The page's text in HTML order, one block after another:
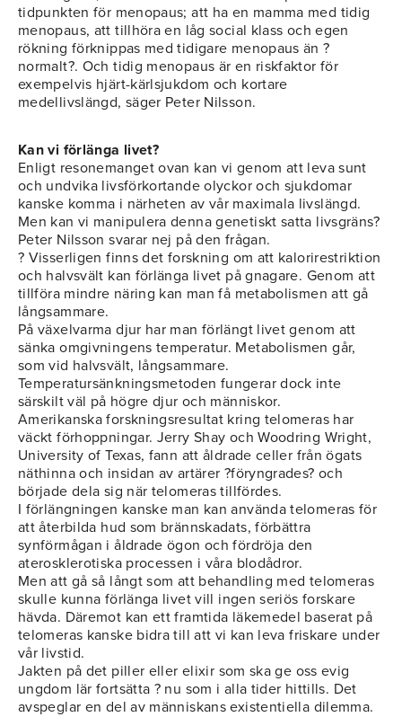
tidpunkten för menopaus; att ha en mamma med tidig
menopaus, att tillhöra en låg social klass och egen
rökning förknippas med tidigare menopaus än ?
normalt?. Och tidig menopaus är en riskfaktor för
exempelvis hjärt-kärlsjukdom och kortare
medellivslängd, säger Peter Nilsson.
Kan vi förlänga livet?
Enligt resonemanget ovan kan vi genom att leva sunt
och undvika livsförkortande olyckor och sjukdomar
kanske komma i närheten av vår maximala livslängd.
Men kan vi manipulera denna genetiskt satta livsgräns?
Peter Nilsson svarar nej på den frågan.
? Visserligen finns det forskning om att kalorirestriktion
och halvsvält kan förlänga livet på gnagare. Genom att
tillföra mindre näring kan man få metabolismen att gå
långsammare.
På växelvarma djur har man förlängt livet genom att
sänka omgivningens temperatur. Metabolismen går,
som vid halvsvält, långsammare.
Temperatursänkningsmetoden fungerar dock inte
särskilt väl på högre djur och människor.
Amerikanska forskningsresultat kring telomeras har
väckt förhoppningar. Jerry Shay och Woodring Wright,
University of Texas, fann att åldrade celler från ögats
näthinna och insidan av artärer ?föryngrades? och
började dela sig när telomeras tillfördes.
I förlängningen kanske man kan använda telomeras för
att återbilda hud som brännskadats, förbättra
synförmågan i åldrade ögon och fördröja den
aterosklerotiska processen i våra blodådror.
Men att gå så långt som att behandling med telomeras
skulle kunna förlänga livet vill ingen seriös forskare
hävda. Däremot kan ett framtida läkemedel baserat på
telomeras kanske bidra till att vi kan leva friskare under
vår livstid.
Jakten på det piller eller elixir som ska ge oss evig
ungdom lär fortsätta ? nu som i alla tider hittills. Det
avspeglar en del av människans existentiella dilemma.